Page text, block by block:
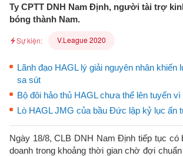
Ty CPTT DNH Nam Định, người tài trợ
bóng thành Nam.
Sự kiện: V.League 2020
Lãnh đạo HAGL lý giải nguyên nhân khiến
sa sút
Bộ đôi hảo thủ HAGL chưa thể lên tuyển
Lò HAGL JMG của bầu Đức lập kỷ lục ấn
Ngày 18/8, CLB DNH Nam Định tiếp tục có
doanh trong khoảng thời gian chờ đợi